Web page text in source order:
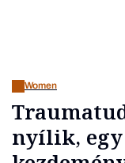
Women
nyílik, egy